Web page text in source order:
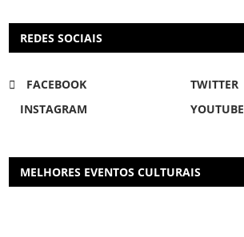
REDES SOCIAIS
FACEBOOK
TWITTER
INSTAGRAM
YOUTUBE
MELHORES EVENTOS CULTURAIS